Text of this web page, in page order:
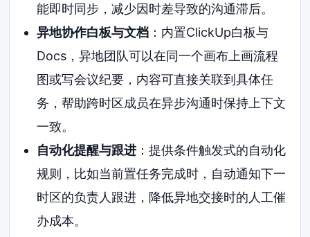
能即时同步，减少因时差导致的沟通滞后。
异地协作白板与文档：内置ClickUp白板与
Docs，异地团队可以在同一个画布上画流程
图或写会议纪要，内容可直接关联到具体任
务，帮助跨时区成员在异步沟通时保持上下文
一致。
自动化提醒与跟进：提供条件触发式的自动化
规则，比如当前置任务完成时，自动通知下一
时区的负责人跟进，降低异地交接时的人工催
办成本。